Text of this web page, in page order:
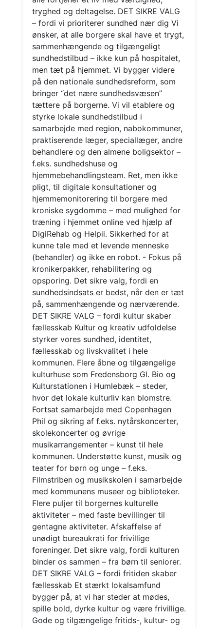
tryghed og deltagelse. DET SIKRE VALG
– fordi vi prioriterer sundhed nær dig Vi
ønsker, at alle borgere skal have et trygt,
sammenhængende og tilgængeligt
sundhedstilbud – ikke kun på hospitalet,
men tæt på hjemmet. Vi bygger videre
på den nationale sundhedsreform, som
bringer “det nære sundhedsvæsen”
tættere på borgerne. Vi vil etablere og
styrke lokale sundhedstilbud i
samarbejde med region, nabokommuner,
praktiserende læger, speciallæger, andre
behandlere og den almene boligsektor –
f.eks. sundhedshuse og
hjemmebehandlingsteam. Ret, men ikke
pligt, til digitale konsultationer og
hjemmemonitorering til borgere med
kroniske sygdomme – med mulighed for
træning i hjemmet online ved hjælp af
DigiRehab og Helpii. Sikkerhed for at
kunne tale med et levende menneske
(behandler) og ikke en robot. - Fokus på
kronikerpakker, rehabilitering og
opsporing. Det sikre valg, fordi en
sundhedsindsats er bedst, når den er tæt
på, sammenhængende og nærværende.
DET SIKRE VALG – fordi kultur skaber
fællesskab Kultur og kreativ udfoldelse
styrker vores sundhed, identitet,
fællesskab og livskvalitet i hele
kommunen. Flere åbne og tilgængelige
kulturhuse som Fredensborg Gl. Bio og
Kulturstationen i Humlebæk – steder,
hvor det lokale kulturliv kan blomstre.
Fortsat samarbejde med Copenhagen
Phil og sikring af f.eks. nytårskoncerter,
skolekoncerter og øvrige
musikarrangementer – kunst til hele
kommunen. Understøtte kunst, musik og
teater for børn og unge – f.eks.
Filmstriben og musikskolen i samarbejde
med kommunens museer og biblioteker.
Flere puljer til borgernes kulturelle
aktiviteter – med faste bevillinger til
gentagne aktiviteter. Afskaffelse af
unødigt bureaukrati for frivillige
foreninger. Det sikre valg, fordi kulturen
binder os sammen – fra børn til seniorer.
DET SIKRE VALG – fordi fritiden skaber
fællesskab Et stærkt lokalsamfund
bygger på, at vi har steder at mødes,
spille bold, dyrke kultur og være frivillige.
Gode og tilgængelige fritids-, kultur- og